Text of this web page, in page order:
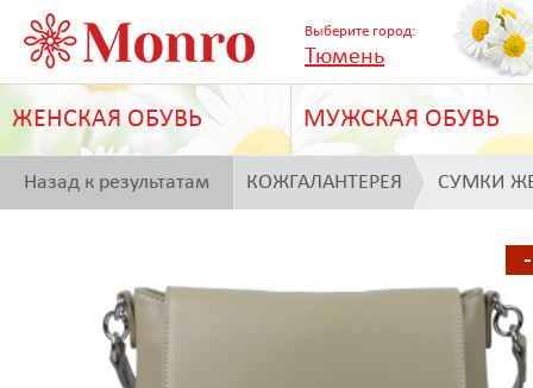
Выберите город:
Тюмень
ЖЕНСКАЯ ОБУВЬ МУЖСКАЯ ОБУВЬ
Назад к результатам КОЖГАЛАНТЕРЕЯ СУМКИ